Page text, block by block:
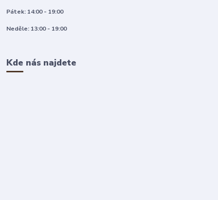
Pátek: 14:00 - 19:00
Neděle: 13:00 - 19:00
Kde nás najdete